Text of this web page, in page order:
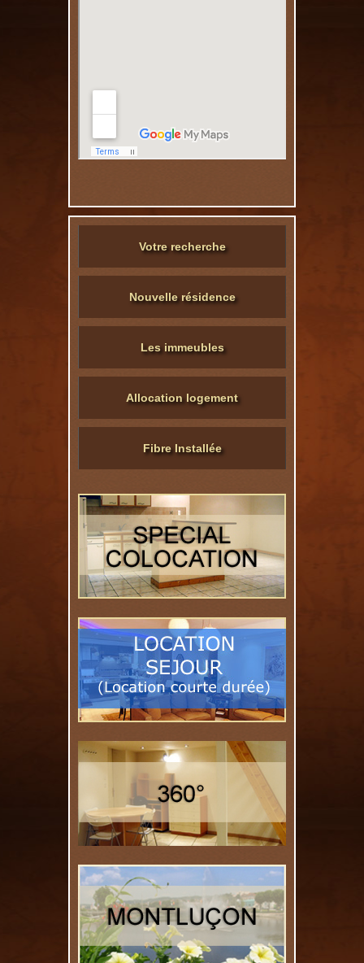
Votre recherche
Nouvelle résidence
Les immeubles
Allocation logement
Fibre Installée